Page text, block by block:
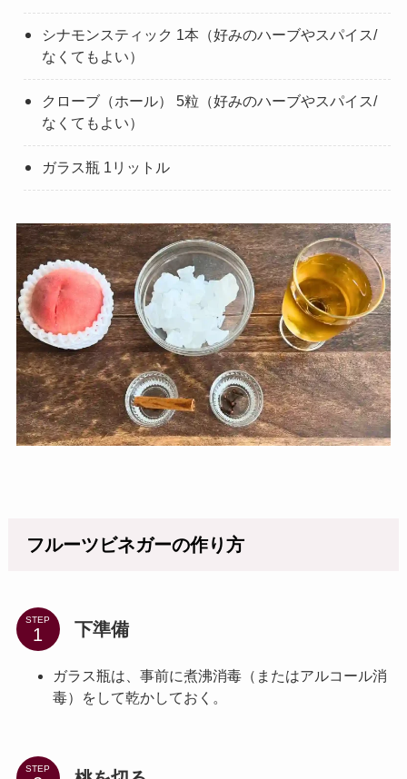
シナモンスティック 1本（好みのハーブやスパイス/
なくてもよい）
クローブ（ホール） 5粒（好みのハーブやスパイス/
なくてもよい）
ガラス瓶 1リットル
フルーツビネガーの作り方
STEP 下準備
ガラス瓶は、事前に煮沸消毒（またはアルコール消
毒）をして乾かしておく。
STEP